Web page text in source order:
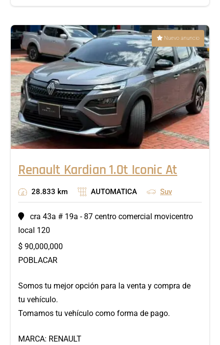
Nuevo anuncio
Renault Kardian 1.0t Iconic At
28.833 km AUTOMATICA Suv
cra 43a # 19a - 87 centro comercial movicentro
local 120
$ 90,000,000
POBLACAR
Somos tu mejor opción para la venta y compra de
tu vehículo.
Tomamos tu vehículo como forma de pago.
MARCA: RENAULT